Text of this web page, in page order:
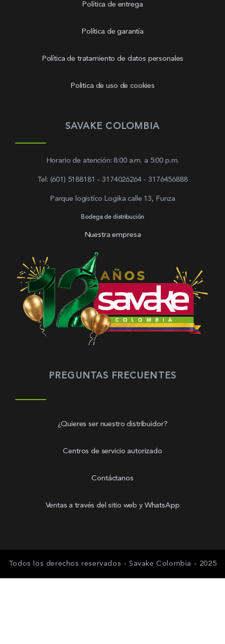
Política de entrega
Política de garantía
Política de tratamiento de datos personales
Politica de uso de cookies
SAVAKE COLOMBIA
Horario de atención: 8:00 a.m. a 5:00 p.m.
Tel: (601) 5188181 - 3174026264 - 3176456888
Parque logistíco Logika calle 13, Funza
Bodega de distribución
Nuestra empresa
PREGUNTAS FRECUENTES
¿Quieres ser nuestro distribuidor?
Centros de servicio autorizado
Contáctanos
Ventas a través del sitio web y WhatsApp
Todos los derechos reservados - Savake Colombia - 2025